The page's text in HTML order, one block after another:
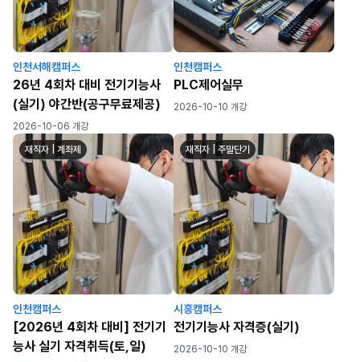
인천서해캠퍼스
26년 4회차 대비 전기기능사
(실기) 야간반(공구무료제공)
2026-10-06 개강
인천캠퍼스
PLC제어실무
2026-10-10 개강
재직자 | 계좌제
인천캠퍼스
[2026년 4회차 대비] 전기기
능사 실기 자격취득(토,일)
재직자 | 주말단기
시흥캠퍼스
전기기능사 자격증(실기)
2026-10-10 개강